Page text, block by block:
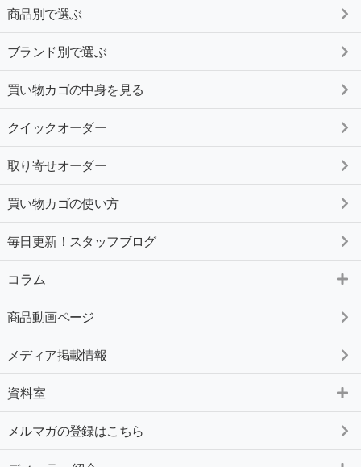
商品別で選ぶ
ブランド別で選ぶ
買い物カゴの中身を見る
クイックオーダー
取り寄せオーダー
買い物カゴの使い方
毎日更新！スタッフブログ
コラム
商品動画ページ
メディア掲載情報
資料室
メルマガの登録はこちら